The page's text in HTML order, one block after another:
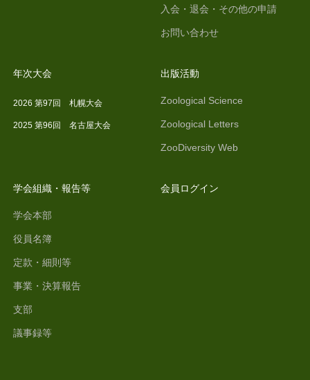
入会・退会・その他の申請
お問い合わせ
年次大会
2026 第97回 札幌大会
2025 第96回 名古屋大会
出版活動
Zoological Science
Zoological Letters
ZooDiversity Web
学会組織・報告等
学会本部
役員名簿
定款・細則等
事業・決算報告
支部
議事録等
会員ログイン